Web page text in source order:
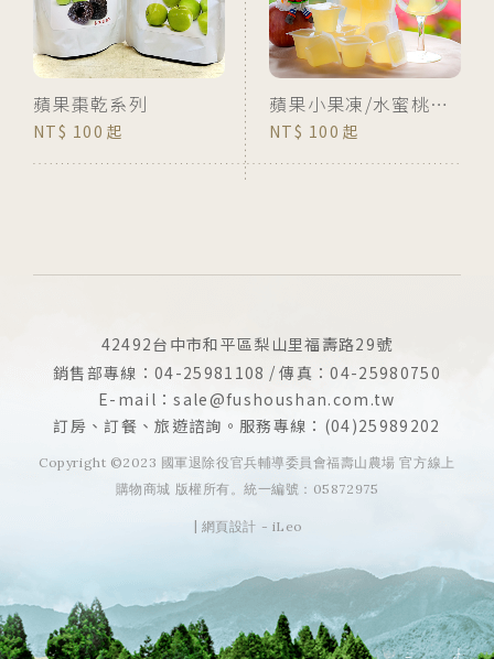
蘋果棗乾系列
100
蘋果小果凍/水蜜桃小果凍
100
42492台中市和平區梨山里福壽路29號
銷售部專線：04-25981108
傳真：04-25980750
E-mail：sale@fushoushan.com.tw
訂房、訂餐、旅遊諮詢。服務專線：(04)25989202
Copyright ©2023 國軍退除役官兵輔導委員會福壽山農場 官方線上
購物商城 版權所有。統一編號：05872975
網頁設計 - iLeo